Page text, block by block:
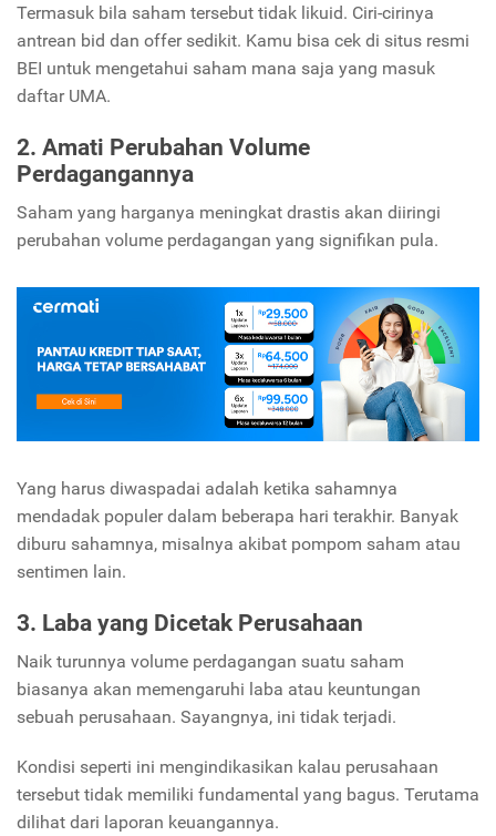
Termasuk bila saham tersebut tidak likuid. Ciri-cirinya
antrean bid dan offer sedikit. Kamu bisa cek di situs resmi
BEI untuk mengetahui saham mana saja yang masuk
daftar UMA.
2. Amati Perubahan Volume
Perdagangannya
Saham yang harganya meningkat drastis akan diiringi
perubahan volume perdagangan yang signifikan pula.
Yang harus diwaspadai adalah ketika sahamnya
mendadak populer dalam beberapa hari terakhir. Banyak
diburu sahamnya, misalnya akibat pompom saham atau
sentimen lain.
3. Laba yang Dicetak Perusahaan
Naik turunnya volume perdagangan suatu saham
biasanya akan memengaruhi laba atau keuntungan
sebuah perusahaan. Sayangnya, ini tidak terjadi.
Kondisi seperti ini mengindikasikan kalau perusahaan
tersebut tidak memiliki fundamental yang bagus. Terutama
dilihat dari laporan keuangannya.